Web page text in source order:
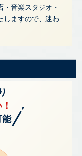
音楽スタジオ・
しますので、迷わ
能